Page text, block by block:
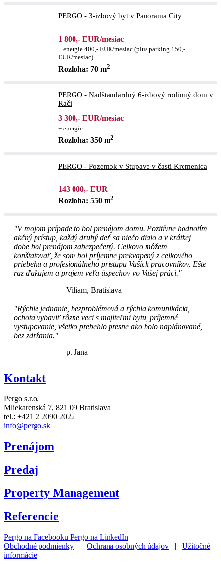
PERGO - 3-izbový byt v Panorama City
1 800,- EUR/mesiac
+ energie 400,- EUR/mesiac (plus parking 150,-
EUR/mesiac)
Rozloha: 70 m2
PERGO - Nadštandardný 6-izbový rodinný dom v
Rači
3 300,- EUR/mesiac
+ energie
Rozloha: 350 m2
PERGO - Pozemok v Stupave v časti Kremenica
143 000,- EUR
Rozloha: 550 m2
"V mojom prípade to bol prenájom domu. Pozitívne hodnotím
akčný prístup, každý druhý deň sa niečo dialo a v krátkej
dobe bol prenájom zabezpečený. Celkovo môžem
konštatovať, že som bol príjemne prekvapený z celkového
priebehu a profesionálneho prístupu Vašich pracovníkov. Ešte
raz ďakujem a prajem veľa úspechov vo Vašej práci."
Viliam, Bratislava
"Rýchle jednanie, bezproblémová a rýchla komunikácia,
ochota vybaviť rôzne veci s majiteľmi bytu, príjemné
vystupovanie, všetko prebehlo presne ako bolo naplánované,
bez zdržania."
p. Jana
Kontakt
Pergo s.r.o.
Mliekarenská 7, 821 09 Bratislava
tel.: +421 2 2090 2022
info@pergo.sk
Prenájom
Predaj
Property Management
Referencie
Pergo na Facebooku Pergo na LinkedIn
Obchodné podmienky | Ochrana osobných údajov | Užitočné
informácie